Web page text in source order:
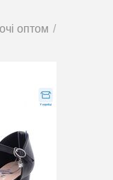
оптом /